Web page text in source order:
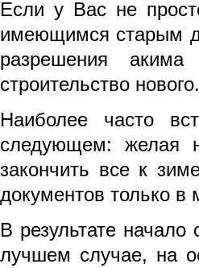
Если у Вас не
имеющимся старым
разрешения
строительство нового.
Наиболее часто
следующем: желая
закончить все к
документов только в
В результате начало
лучшем случае, на